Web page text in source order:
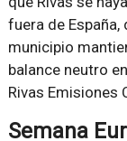
fuera de
municipio
balance neutro
Rivas Emisiones
Semana